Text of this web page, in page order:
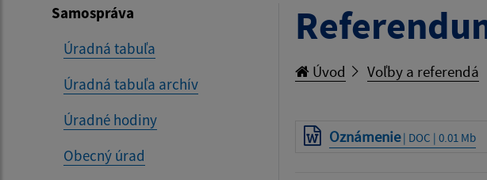
Samospráva
Úradná tabuľa
Úradná tabuľa archív
Úradné hodiny
Obecný úrad
Úvod Voľby a referendá
Oznámenie| DOC | 0.01 Mb